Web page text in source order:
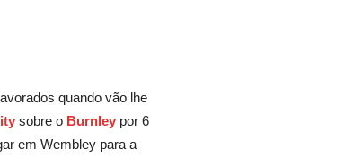
quando vão lhe
sobre o Burnley por 6
em Wembley para a